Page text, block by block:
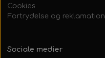
Cookies
Fortrydelse og reklamation
Sociale medier